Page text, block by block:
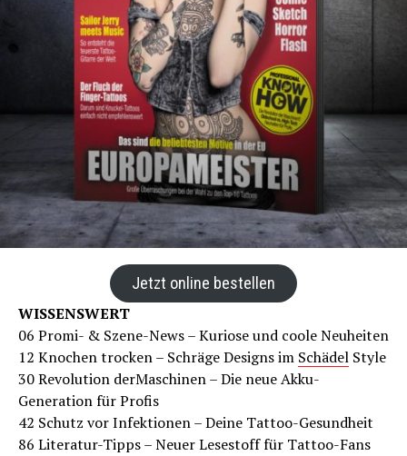
Jetzt online bestellen
WISSENSWERT
06 Promi- & Szene-News – Kuriose und coole Neuheiten
12 Knochen trocken – Schräge Designs im Schädel Style
30 Revolution derMaschinen – Die neue Akku-
Generation für Profis
42 Schutz vor Infektionen – Deine Tattoo-Gesundheit
86 Literatur-Tipps – Neuer Lesestoff für Tattoo-Fans